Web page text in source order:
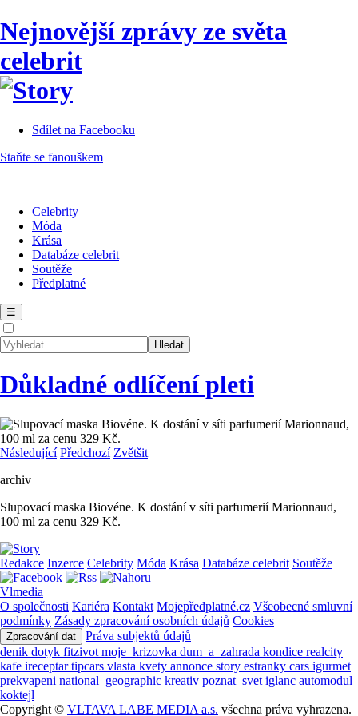
Nejnovější zprávy ze světa
celebrit
Sdílet na Facebooku
Staňte se fanouškem
Celebrity
Móda
Krása
Databáze celebrit
Soutěže
Předplatné
☰
Důkladné odlíčení pleti
Následující Předchozí Zvětšit
archiv
Slupovací maska Biovéne. K dostání v síti parfumerií Marionnaud,
100 ml za cenu 329 Kč.
Redakce Inzerce Celebrity Móda Krása Databáze celebrit Soutěže
Vlmedia
O společnosti Kariéra Kontakt Mojepředplatné.cz Všeobecné smluvní
podmínky Zásady zpracování osobních údajů Cookies
Zpracování dat
Práva subjektů údajů
denik dotyk fitzivot moje_krizovka dum_a_zahrada kondice realcity
kafe ireceptartipcars vlasta kvety annonce story estranky cars igurmet
prekvapeni national_geographic kreativ poznat_svet iglanc automodul
koktejl
Copyright © VLTAVA LABE MEDIA a.s. všechna práva vyhrazena.